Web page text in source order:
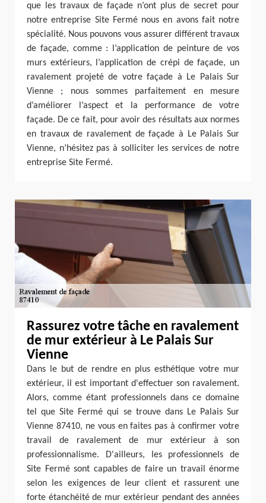
que les travaux de façade n’ont plus de secret pour
notre entreprise Site Fermé nous en avons fait notre
spécialité. Nous pouvons vous assurer différent travaux
de façade, comme : l’application de peinture de vos
murs extérieurs, l’application de crépi de façade, un
ravalement projeté de votre façade à Le Palais Sur
Vienne ; nous sommes parfaitement en mesure
d’améliorer l’aspect et la performance de votre
façade. De ce fait, pour avoir des résultats aux normes
en travaux de ravalement de façade à Le Palais Sur
Vienne, n’hésitez pas à solliciter les services de notre
entreprise Site Fermé.
Rassurez votre tâche en ravalement
de mur extérieur à Le Palais Sur
Vienne
Dans le but de rendre en plus esthétique votre mur
extérieur, il est important d'effectuer son ravalement.
Alors, comme étant professionnels dans ce domaine
tel que Site Fermé qui se trouve dans Le Palais Sur
Vienne 87410, ne vous en faites pas à confirmer votre
travail de ravalement de mur extérieur à son
professionnalisme. D'ailleurs, les professionnels de
Site Fermé sont capables de faire un travail énorme
selon les exigences de leur client et rassurent une
forte étanchéité de mur extérieur pendant des années